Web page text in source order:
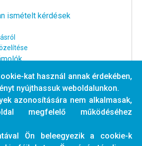
ismételt kérdések
találkozói
Golden Beach-ről
kat használ annak érdekében,
nyújthassuk weboldalunkon.
azonosítására nem alkalmasak,
megfelelő működéséhez
Ön beleegyezik a cookie-k